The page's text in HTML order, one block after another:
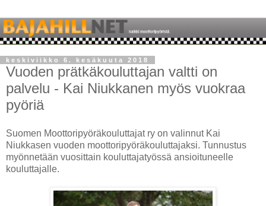
keskiviikko 6. kesäkuuta 2018
Vuoden prätkäkouluttajan valtti on
palvelu - Kai Niukkanen myös vuokraa
pyöriä
Suomen Moottoripyöräkouluttajat ry on valinnut Kai
Niukkasen vuoden moottoripyöräkouluttajaksi. Tunnustus
myönnetään vuosittain kouluttajatyössä ansioituneelle
kouluttajalle.